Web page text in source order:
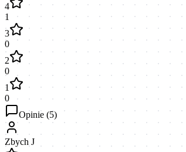
4
1
3
0
2
0
1
0
Opinie (5)
Zbych J